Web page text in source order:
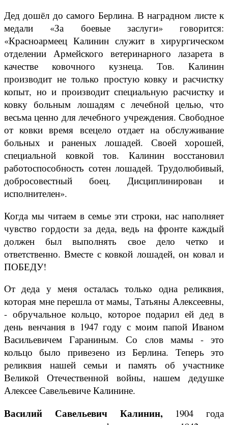
Дед дошёл до самого Берлина. В наградном листе к
медали «За боевые заслуги» говорится:
«Красноармеец Калинин служит в хирургическом
отделении Армейского ветеринарного лазарета в
качестве ковочного кузнеца. Тов. Калинин
производит не только простую ковку и расчистку
копыт, но и производит специальную расчистку и
ковку больным лошадям с лечебной целью, что
весьма ценно для лечебного учреждения. Свободное
от ковки время всецело отдает на обслуживание
больных и раненых лошадей. Своей хорошей,
специальной ковкой тов. Калинин восстановил
работоспособность сотен лошадей. Трудолюбивый,
добросовестный боец. Дисциплинирован и
исполнителен».
Когда мы читаем в семье эти строки, нас наполняет
чувство гордости за деда, ведь на фронте каждый
должен был выполнять свое дело четко и
ответственно. Вместе с ковкой лошадей, он ковал и
ПОБЕДУ!
От деда у меня осталась только одна реликвия,
которая мне перешла от мамы, Татьяны Алексеевны,
- обручальное кольцо, которое подарил ей дед в
день венчания в 1947 году с моим папой Иваном
Васильевичем Гараниным. Со слов мамы - это
кольцо было привезено из Берлина. Теперь это
реликвия нашей семьи и память об участнике
Великой Отечественной войны, нашем дедушке
Алексее Савельевиче Калинине.
Василий Савельевич Калинин, 1904 года